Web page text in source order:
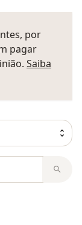
por
pagar
Saiba